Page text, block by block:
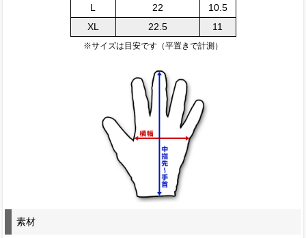
L
22
10.5
XL
22.5 11
※サイズは目安です（平置きで計測）
素材